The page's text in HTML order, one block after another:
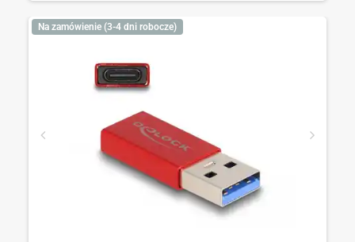
Na zamówienie (3-4 dni robocze)